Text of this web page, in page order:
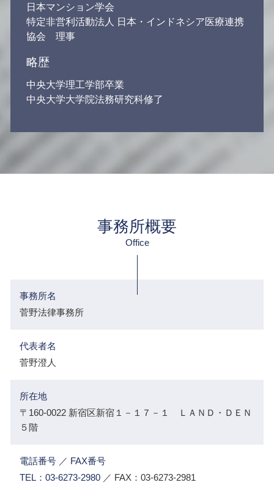
日本マンション学会
特定非営利活動法人 日本・インドネシア医療連携
協会 理事
略歴
中央大学理工学部卒業
中央大学大学院法務研究科修了
事務所概要
Office
事務所名
菅野法律事務所
代表者名
菅野澄人
所在地
〒160-0022 新宿区新宿１－１７－１ ＬＡＮＤ・ＤＥＮ
５階
電話番号 ／ FAX番号
TEL：03-6273-2980 ／ FAX：03-6273-2981